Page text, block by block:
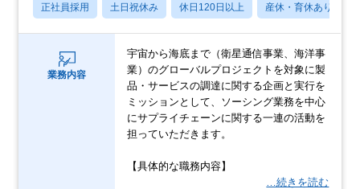
正社員採用 土日祝休み 休日120日以上 産休・育休あり
業務内容
宇宙から海底まで（衛星通信事業、海洋事
業）のグローバルプロジェクトを対象に製
品・サービスの調達に関する企画と実行を
ミッションとして、ソーシング業務を中心
にサプライチェーンに関する一連の活動を
担っていただきます。
【具体的な職務内容】
…続きを読む